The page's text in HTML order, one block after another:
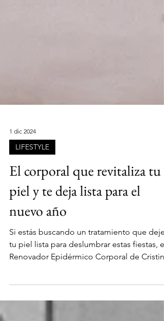
1 dic 2024
LIFESTYLE
El corporal que revitaliza tu
piel y te deja lista para el
nuevo año
Si estás buscando un tratamiento que deje
tu piel lista para deslumbrar estas fiestas, el
Galmiche